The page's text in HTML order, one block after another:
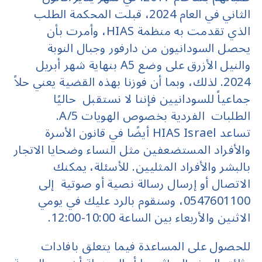
الثاني في العام 2024، قبلت المحكمة الطلب
الذي تقدمت به منظمة HIAS، وأمرت بأن
يحصل السودانيون من دارفور وجبال النوبة
والنيل الأزرق على وضع A5 بنهاية شهر أبريل
2024. لذلك، وبما أن فوزنا بهذه القضية يعني حلاً
جماعياً للسودانيين فإننا لا نستقبل حاليًا
الطلبات الفردية بخصوص الهويات A/5.
تساعد HIAS Israel أيضًا في قانون الأسرة
والأفراد المستضعفين مثل النساء وضحايا الاتجار
بالبشر والأفراد المثليين. للأسئلة، يمكنك
الاتصال أو إرسال رسالة نصية أو صوتية إلى
0547601100، وسنقوم بالرد عليك في يومي
الاثنين والأربعاء بين الساعة 10:00-12:00.
للحصول على المساعدة فيما يتعلق بافادات